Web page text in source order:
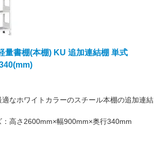
量書棚(本棚) KU 追加連結棚 単式
なホワイトカラーのスチール本棚の追加連結
：高さ2600mm×幅900mm×奥行340mm